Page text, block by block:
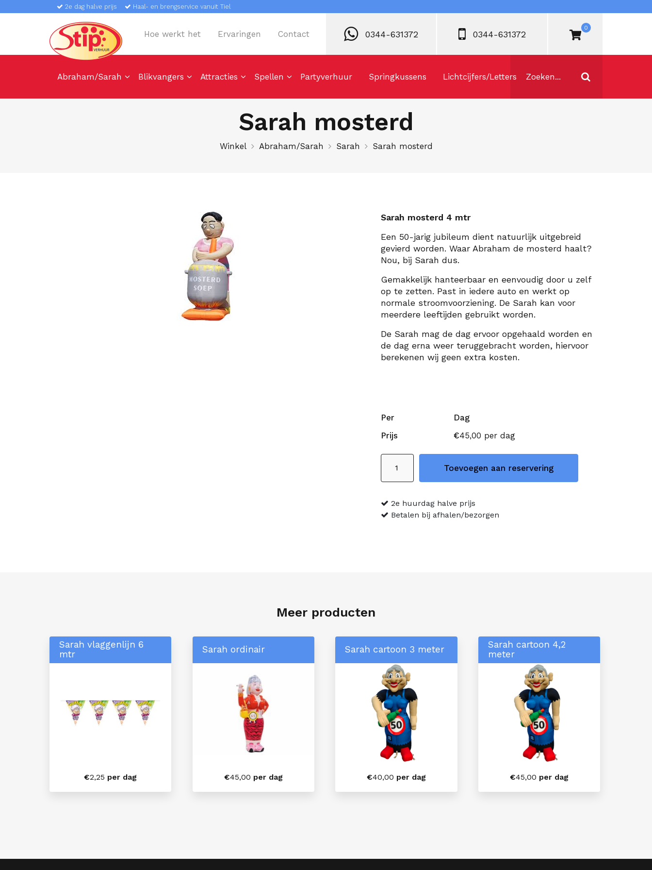
2e dag halve prijs Haal- en brengservice vanuit Tiel
Hoe werkt het Ervaringen Contact 0344-631372 0344-631372
0
Abraham/Sarah Blikvangers Attracties Spellen Partyverhuur Springkussens Lichtcijfers/Letters
Sarah mosterd
Winkel Abraham/Sarah Sarah Sarah mosterd
Sarah mosterd 4 mtr
Een 50-jarig jubileum dient natuurlijk uitgebreid
gevierd worden. Waar Abraham de mosterd haalt?
Nou, bij Sarah dus.
Gemakkelijk hanteerbaar en eenvoudig door u zelf
op te zetten. Past in iedere auto en werkt op
normale stroomvoorziening. De Sarah kan voor
meerdere leeftijden gebruikt worden.
De Sarah mag de dag ervoor opgehaald worden en
de dag erna weer teruggebracht worden, hiervoor
berekenen wij geen extra kosten.
Per
Dag
Prijs
€45,00 per dag
Sarah
mosterd
aantal
Toevoegen aan reservering
2e huurdag halve prijs
Betalen bij afhalen/bezorgen
Meer producten
Sarah vlaggenlijn 6
mtr
€2,25 per dag
Sarah ordinair
€45,00 per dag
Sarah cartoon 3 meter
€40,00 per dag
Sarah cartoon 4,2
meter
€45,00 per dag